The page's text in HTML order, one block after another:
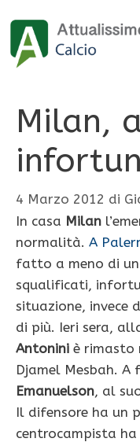
contenuto
Milan,
4 Marzo 2012 di
In casa Milan
normalità. A
fatto a meno di
squalificati,
situazione, invece
di più. Ieri sera,
Antonini è rimasto
Djamel Mesbah.
Emanuelson, al
Il difensore ha un
centrocampista